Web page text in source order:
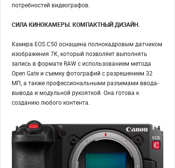
потребностей видеографов.
СИЛА КИНОКАМЕРЫ. КОМПАКТНЫЙ ДИЗАЙН.
Камера EOS C50 оснащена полнокадровым датчиком
изображения 7K, который позволяет выполнять
запись в формате RAW с использованием метода
Open Gate и съемку фотографий с разрешением 32
МП, а также профессиональными разъемами ввода-
вывода и модульной рукояткой. Она готова к
созданию любого контента.